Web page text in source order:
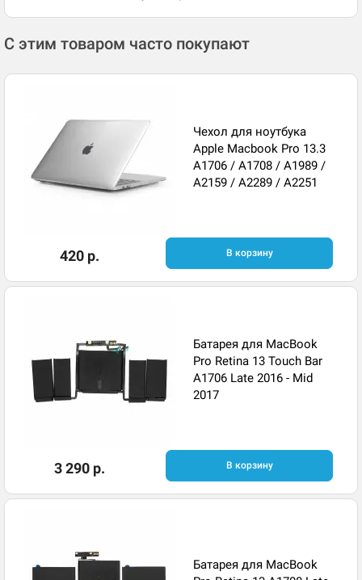
С этим товаром часто покупают
Чехол для ноутбука
Apple Macbook Pro 13.3
A1706 / A1708 / A1989 /
A2159 / A2289 / A2251
420 р. В корзину
Батарея для MacBook
Pro Retina 13 Touch Bar
A1706 Late 2016 - Mid
2017
3 290 р. В корзину
Батарея для MacBook